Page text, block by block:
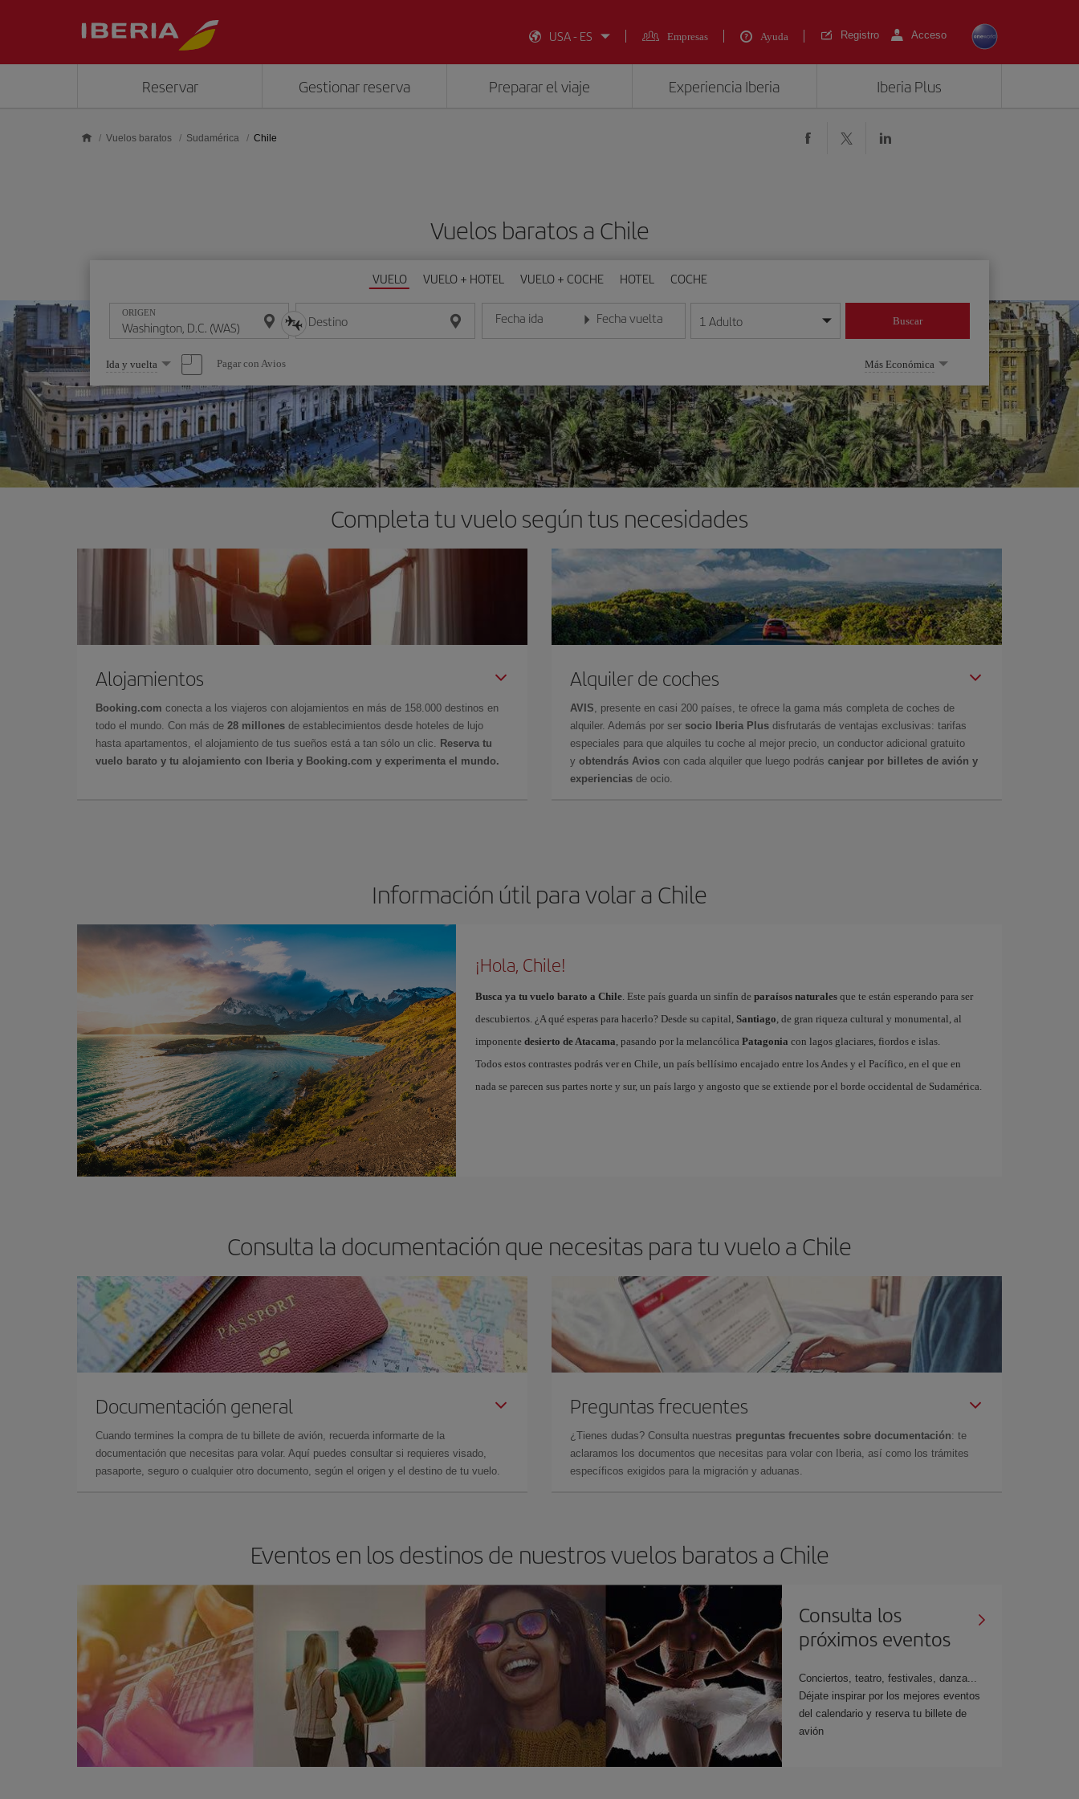
USA - ES
Empresas Ayuda Registro Acceso
Reservar Gestionar reserva Preparar el viaje Experiencia Iberia Iberia Plus
Vuelos baratos Sudamérica Chile
Vuelos baratos a Chile
VUELO VUELO + HOTEL VUELO + COCHE HOTEL COCHE
ORIGEN Destino Fecha ida
Introduce la fecha en formato día/mes/año
Fecha vuelta
Introduce la fecha en formato día/mes/año
1 Adulto Buscar
Seleccione
una
opción
Ida y vuelta Pagar con Avios Más Económica
Completa tu vuelo según tus necesidades
Alojamientos
Booking.com conecta a los viajeros con alojamientos en más de 158.000 destinos en
todo el mundo. Con más de 28 millones de establecimientos desde hoteles de lujo
hasta apartamentos, el alojamiento de tus sueños está a tan sólo un clic.
Reserva tu
vuelo barato y tu alojamiento con Iberia y Booking.com y experimenta el mundo.
Alquiler de coches
AVIS , presente en casi 200 países, te ofrece la gama más completa de coches de
alquiler. Además por ser socio Iberia Plus disfrutarás de ventajas exclusivas: tarifas
especiales para que alquiles tu coche al mejor precio, un conductor adicional gratuito
y obtendrás Avios con cada alquiler que luego podrás canjear por billetes de avión y
experiencias de ocio.
Información útil para volar a Chile
¡Hola, Chile!
Busca ya tu vuelo barato a Chile. Este país guarda un sinfín de paraísos naturalesque te están esperando para ser
descubiertos. ¿A qué esperas para hacerlo? Desde su capital, Santiago , de gran riqueza cultural y monumental, al
imponente desierto de Atacama , pasando por la melancólica Patagonia con lagos glaciares, fiordos e islas.
Todos estos contrastes podrás ver en Chile, un país bellísimo encajado entre los Andes y el Pacífico, en el que en
nada se parecen sus partes norte y sur, un país largo y angosto que se extiende por el borde occidental de Sudamérica.
Consulta la documentación que necesitas para tu vuelo a Chile
Documentación general
Cuando termines la compra de tu billete de avión, recuerda informarte de la
documentación que necesitas para volar. Aquí puedes consultar si requieres visado,
pasaporte, seguro o cualquier otro documento, según el origen y el destino de tu vuelo.
Preguntas frecuentes
¿Tienes dudas? Consulta nuestras preguntas frecuentes sobre documentación: te
aclaramos los documentos que necesitas para volar con Iberia, así como los trámites
específicos exigidos para la migración y aduanas.
Eventos en los destinos de nuestros vuelos baratos a Chile
Consulta los
próximos eventos
Conciertos, teatro, festivales, danza...
Déjate inspirar por los mejores eventos
del calendario y reserva tu billete de
avión